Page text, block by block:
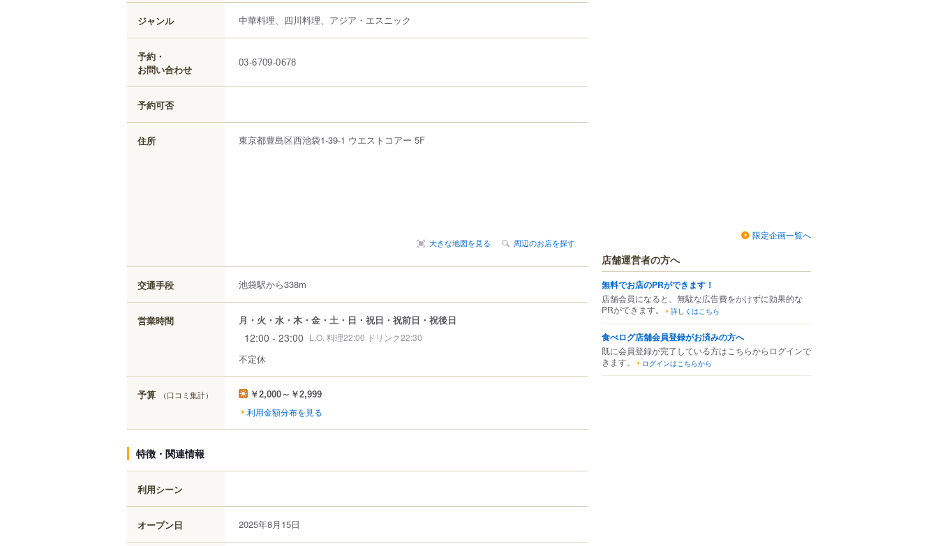
ジャンル 中華料理、四川料理、アジア・エスニック
予約・
お問い合わせ
03-6709-0678
予約可否
住所 東京都豊島区西池袋1-39-1 ウエストコアー 5F
大きな地図を見る 周辺のお店を探す
交通手段 池袋駅から338m
営業時間 月・火・水・木・金・土・日・祝日・祝前日・祝後日
12:00 - 23:00 L.O. 料理22:00 ドリンク22:30
不定休
予算 （口コミ集計） ￥2,000～￥2,999
利用金額分布を見る
特徴・関連情報
利用シーン
オープン日 2025年8月15日
限定企画一覧へ
店舗運営者の方へ
無料でお店のPRができます！
店舗会員になると、無駄な広告費をかけずに効果的な
PRができます。
詳しくはこちら
食べログ店舗会員登録がお済みの方へ
既に会員登録が完了している方はこちらからログインで
きます。
ログインはこちらから